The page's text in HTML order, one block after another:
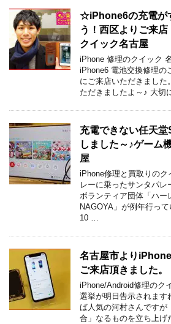
☆iPhone6の充電が
う！西区よりご来
クイック名古屋
iPhone 修理のクイック
iPhone6 電池交換修理の
にご来店いただきまし
ただきましたよ～♪ 大切
充電できない任天
しました～♪ゲーム
屋
iPhone修理と買取りの
レーに乗ったサンタパレ
ボランティア団体「ハー
NAGOYA」が例年行っ
10 …
名古屋市より
ご来店頂きました。
iPhone/Android修理のク
選挙が明日告示されます
ば人気の河村さんですが
合」なるものを立ち上げ